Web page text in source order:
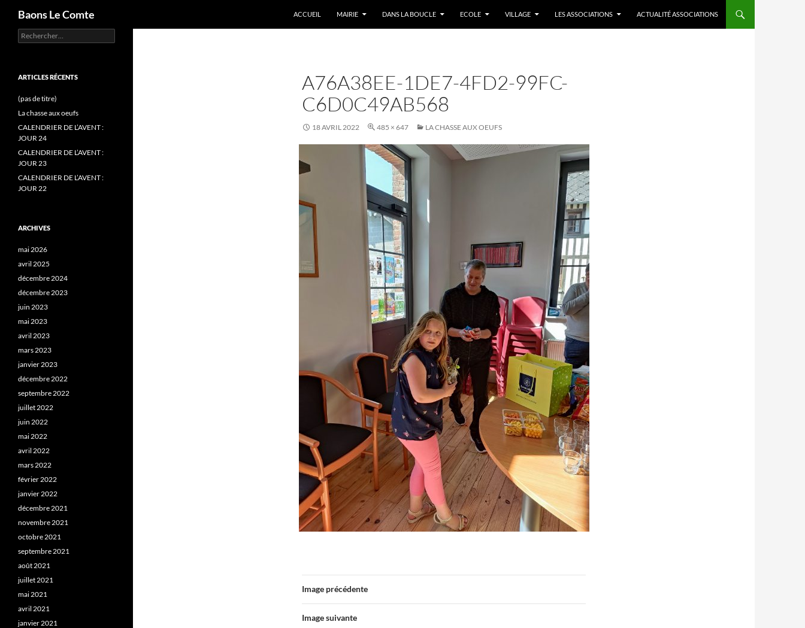
Baons Le Comte ACCUEIL MAIRIE DANS LA BOUCLE ECOLE VILLAGE LES ASSOCIATIONS ACTUALITÉ ASSOCIATIONS
A76A38EE-1DE7-4FD2-99FC-
C6D0C49AB568
18 AVRIL 2022 485 × 647 LA CHASSE AUX OEUFS
Image précédente
Image suivante
Rechercher :
ARTICLES RÉCENTS
(pas de titre)
La chasse aux oeufs
CALENDRIER DE L’AVENT :
JOUR 24
CALENDRIER DE L’AVENT :
JOUR 23
CALENDRIER DE L’AVENT :
JOUR 22
ARCHIVES
mai 2026
avril 2025
décembre 2024
décembre 2023
juin 2023
mai 2023
avril 2023
mars 2023
janvier 2023
décembre 2022
septembre 2022
juillet 2022
juin 2022
mai 2022
avril 2022
mars 2022
février 2022
janvier 2022
décembre 2021
novembre 2021
octobre 2021
septembre 2021
août 2021
juillet 2021
mai 2021
avril 2021
janvier 2021